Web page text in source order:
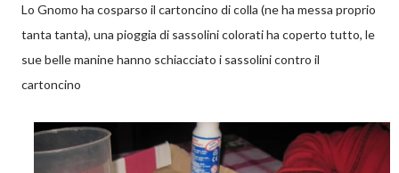
Lo Gnomo ha cosparso il cartoncino di colla (ne ha messa proprio
tanta tanta), una pioggia di sassolini colorati ha coperto tutto, le
sue belle manine hanno schiacciato i sassolini contro il
cartoncino